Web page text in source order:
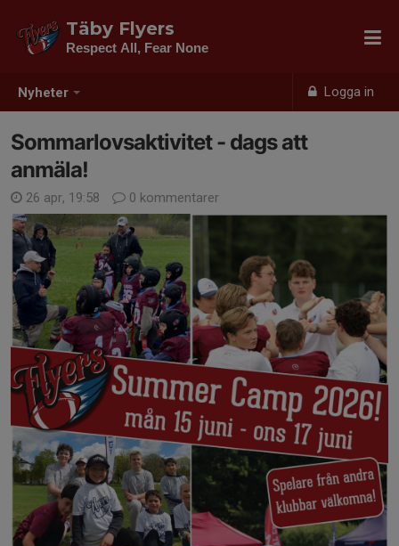
Nyheter Logga in
Täby Flyers
Respect All, Fear None
Sommarlovsaktivitet - dags att
anmäla!
26 apr, 19:58 0 kommentarer